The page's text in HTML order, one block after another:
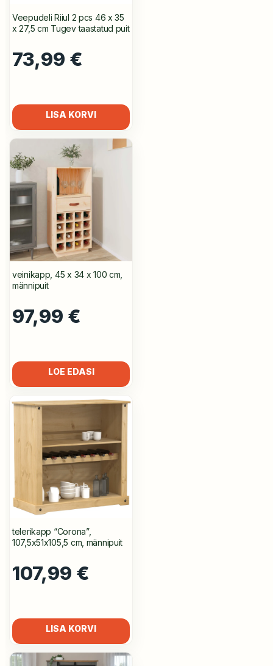
Veepudeli Riiul 2 pcs 46 x 35
x 27,5 cm Tugev taastatud puit
73,99 €
LISA KORVI
veinikapp, 45 x 34 x 100 cm,
männipuit
97,99 €
LOE EDASI
telerikapp “Corona”,
107,5x51x105,5 cm, männipuit
107,99 €
LISA KORVI